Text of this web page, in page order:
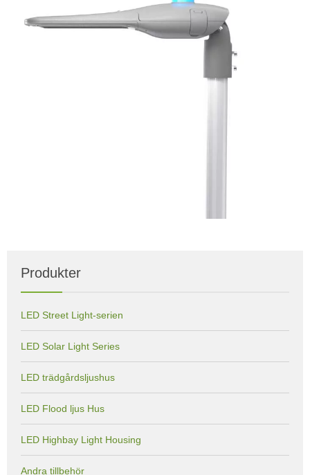
Produkter
LED Street Light-serien
LED Solar Light Series
LED trädgårdsljushus
LED Flood ljus Hus
LED Highbay Light Housing
Andra tillbehör